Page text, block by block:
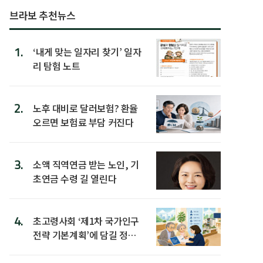
브라보 추천뉴스
1.
‘내게 맞는 일자리 찾기’ 일자
리 탐험 노트
2.
노후 대비로 달러보험? 환율
오르면 보험료 부담 커진다
3.
소액 직역연금 받는 노인, 기
초연금 수령 길 열린다
4.
초고령사회 ‘제1차 국가인구
전략 기본계획’에 담길 정책